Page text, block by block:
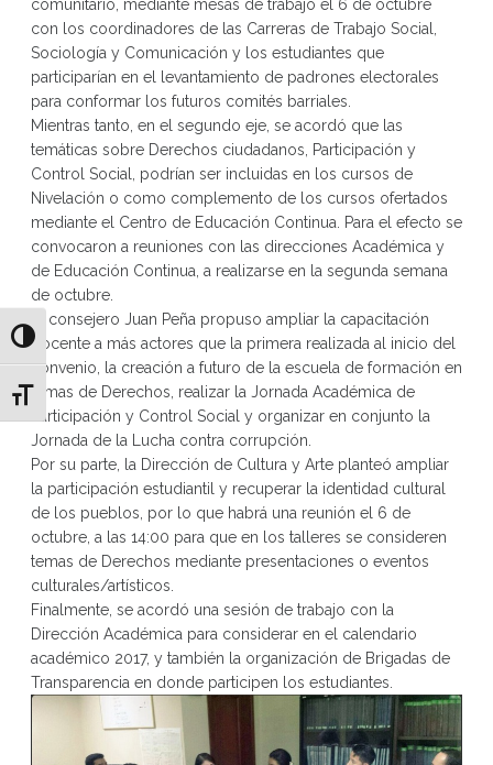
Alternar alto contraste
Alternar tamaño de letra
comunitario, mediante mesas de trabajo el 6 de octubre
con los coordinadores de las Carreras de Trabajo Social,
Sociología y Comunicación y los estudiantes que
participarían en el levantamiento de padrones electorales
para conformar los futuros comités barriales.
Mientras tanto, en el segundo eje, se acordó que las
temáticas sobre Derechos ciudadanos, Participación y
Control Social, podrían ser incluidas en los cursos de
Nivelación o como complemento de los cursos ofertados
mediante el Centro de Educación Continua. Para el efecto se
convocaron a reuniones con las direcciones Académica y
de Educación Continua, a realizarse en la segunda semana
de octubre.
El consejero Juan Peña propuso ampliar la capacitación
docente a más actores que la primera realizada al inicio del
convenio, la creación a futuro de la escuela de formación en
temas de Derechos, realizar la Jornada Académica de
Participación y Control Social y organizar en conjunto la
Jornada de la Lucha contra corrupción.
Por su parte, la Dirección de Cultura y Arte planteó ampliar
la participación estudiantil y recuperar la identidad cultural
de los pueblos, por lo que habrá una reunión el 6 de
octubre, a las 14:00 para que en los talleres se consideren
temas de Derechos mediante presentaciones o eventos
culturales/artísticos.
Finalmente, se acordó una sesión de trabajo con la
Dirección Académica para considerar en el calendario
académico 2017, y también la organización de Brigadas de
Transparencia en donde participen los estudiantes.